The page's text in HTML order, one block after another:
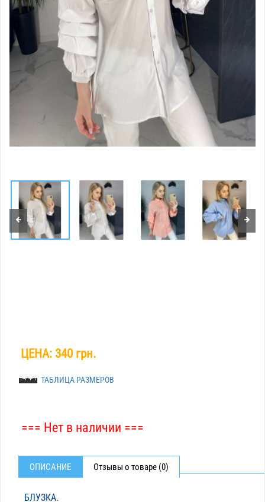
ЦЕНА: 340 грн.
ТАБЛИЦА РАЗМЕРОВ
=== Нет в наличии ===
ОПИСАНИЕ Отзывы о товаре (0)
БЛУЗКА.